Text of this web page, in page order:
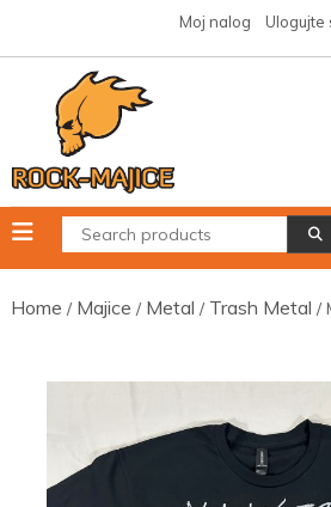
content
Moj nalog Ulogujte
Home / Majice / Metal / Trash Metal /